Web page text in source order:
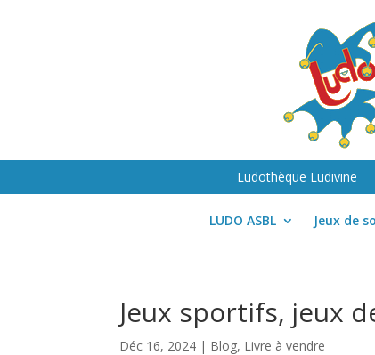
Ludothèque Ludivine
LUDO ASBL Jeux de
Jeux sportifs, jeux
Déc 16, 2024 | Blog, Livre à vendre